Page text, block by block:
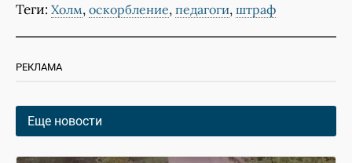
Теги: Холм, оскорбление, педагоги, штраф
РЕКЛАМА
Еще новости